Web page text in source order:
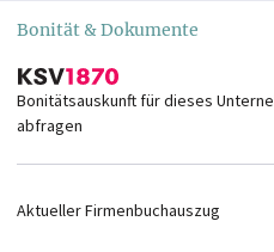
Bonität & Dokumente
Bonitätsauskunft für dieses
abfragen
Aktueller Firmenbuchauszug